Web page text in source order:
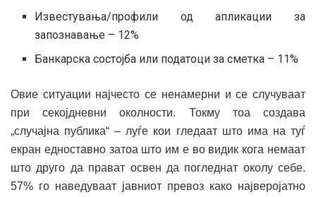
Известувања/профили од апликации за
запознавање – 12%
Банкарска состојба или податоци за сметка – 11%
Овие ситуации најчесто се ненамерни и се случуваат
при секојдневни околности. Токму тоа создава
„случајна публика“ – луѓе кои гледаат што има на туѓ
екран едноставно затоа што им е во видик кога немаат
што друго да прават освен да погледнат околу себе.
57% го наведуваат јавниот превоз како најверојатно